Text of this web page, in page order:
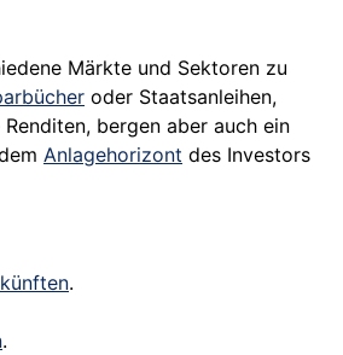
Märkte und Sektoren zu
oder Staatsanleihen,
bergen aber auch ein
Anlagehorizont des Investors
.
.